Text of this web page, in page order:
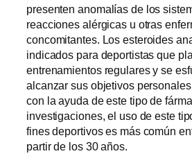
presenten anomalías de los
reacciones alérgicas u otras
concomitantes. Los esteroides
indicados para deportistas que
entrenamientos regulares y se
alcanzar sus objetivos
con la ayuda de este tipo de
investigaciones, el uso de este
fines deportivos es más común
partir de los 30 años.